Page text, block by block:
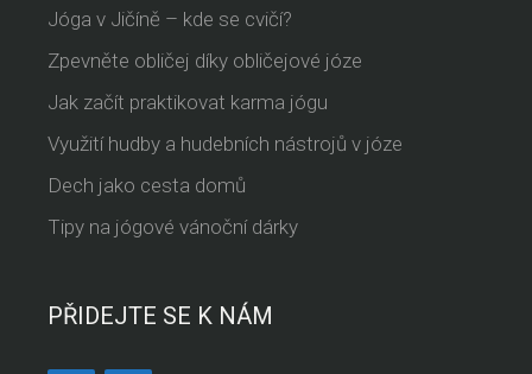
Jóga v Jičíně – kde se cvičí?
Zpevněte obličej díky obličejové józe
Jak začít praktikovat karma jógu
Využití hudby a hudebních nástrojů v józe
Dech jako cesta domů
Tipy na jógové vánoční dárky
PŘIDEJTE SE K NÁM